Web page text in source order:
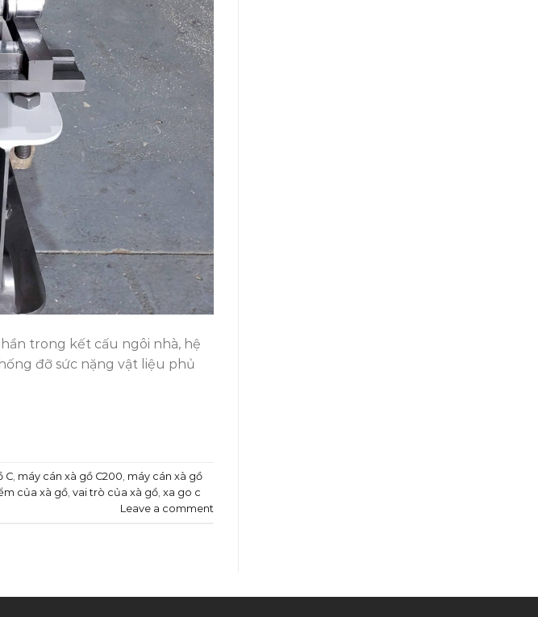
trong kết cấu ngôi nhà, hệ
đỡ sức nặng vật liệu phủ
C máy cán xà gồ C200 máy cán xà gồ
của xà gồ vai trò của xà gồ xa go c
Leave a comment